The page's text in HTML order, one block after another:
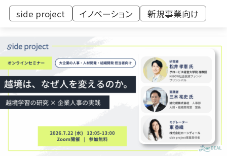
side project イノベーション 新規事業向け